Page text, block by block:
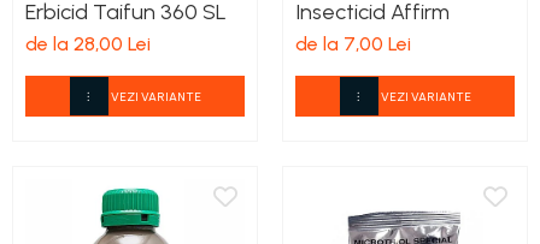
Erbicid Taifun 360 SL
de la 28,00 Lei
VEZI VARIANTE
Insecticid Affirm
de la 7,00 Lei
VEZI VARIANTE